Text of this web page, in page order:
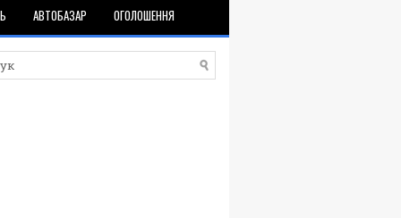
АВТОБАЗАР ОГОЛОШЕННЯ